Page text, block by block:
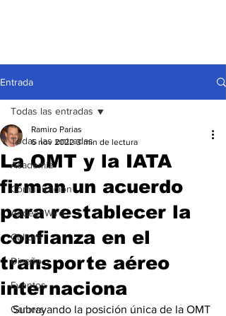
Entrada
Todas las entradas
Academia
Comunicación
AndeanWire
Cultura
Diseño
Eventos
Gamers
Todas las entradas
La OMT y la IATA
firman un acuerdo
para restablecer la
confianza en el
transporte aéreo
internaciona
Ramiro Parias
6 nov 2022 3 min de lectura
Subrayando la posición única de la OMT